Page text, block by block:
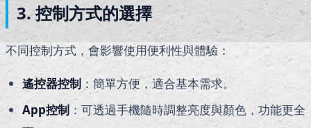
3. 控制方式的選擇
不同控制方式，會影響使用便利性與體驗：
遙控器控制 ：簡單方便，適合基本需求。
App控制 ：可透過手機隨時調整亮度與顏色，功能更全